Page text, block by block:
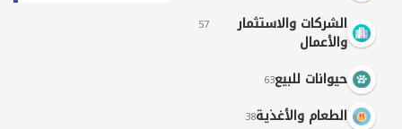
الشركات والاستثمار
والأعمال
57
حيوانات للبيع63
الطعام والأغذية38